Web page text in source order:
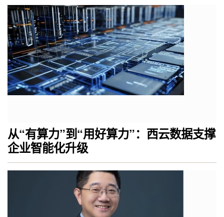
从“有算力”到“用好算力”：西云数据支撑
企业智能化升级